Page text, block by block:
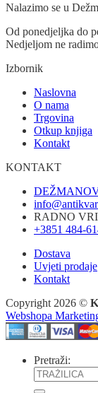
Nalazimo se u
Od ponedjeljka do
Nedjeljom ne
Izbornik
Naslovna
O nama
Trgovina
Otkup knjiga
Kontakt
KONTAKT
RADNO
+3851 484-
Dostava
Uvjeti prodaje
Kontakt
Copyright 2026 ©
Webshopa
Pretraži: